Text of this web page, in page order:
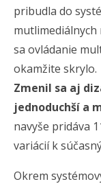
pribudla do
sa ovládanie
okamžite skrylo.
Zmenil sa aj
jednoduchší a
navyše pridáva
variácií k
Okrem